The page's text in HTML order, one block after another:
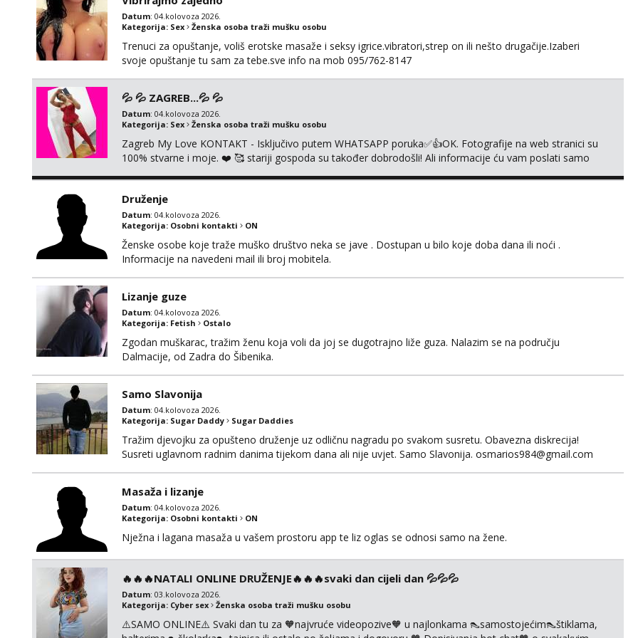
Datum: 04.kolovoza 2026.
Kategorija: Sex Ženska osoba traži mušku osobu
Trenuci za opuštanje, voliš erotske masaže i seksy igrice.vibratori,strep on ili nešto drugačije.Izaberi
svoje opuštanje tu sam za tebe.sve info na mob 095/762-8147
💦 💦 ZAGREB...💦 💦
Datum: 04.kolovoza 2026.
Kategorija: Sex Ženska osoba traži mušku osobu
Zagreb My Love KONTAKT - Isključivo putem WHATSAPP poruka✅️👍OK. Fotografije na web stranici su
100% stvarne i moje. ❤️ 🥰 stariji gospoda su također dobrodošli! Ali informacije ću vam poslati samo
Druženje
Datum: 04.kolovoza 2026.
Kategorija: Osobni kontakti ON
Ženske osobe koje traže muško društvo neka se jave . Dostupan u bilo koje doba dana ili noći .
Informacije na navedeni mail ili broj mobitela.
Lizanje guze
Datum: 04.kolovoza 2026.
Kategorija: Fetish Ostalo
Zgodan muškarac, tražim ženu koja voli da joj se dugotrajno liže guza. Nalazim se na području
Dalmacije, od Zadra do Šibenika.
Samo Slavonija
Datum: 04.kolovoza 2026.
Kategorija: Sugar Daddy Sugar Daddies
Tražim djevojku za opušteno druženje uz odličnu nagradu po svakom susretu. Obavezna diskrecija!
Susreti uglavnom radnim danima tijekom dana ali nije uvjet. Samo Slavonija. osmarios984@gmail.com
Masaža i lizanje
Datum: 04.kolovoza 2026.
Kategorija: Osobni kontakti ON
Nježna i lagana masaža u vašem prostoru app te liz oglas se odnosi samo na žene.
🔥🔥🔥NATALI ONLINE DRUŽENJE🔥🔥🔥svaki dan cijeli dan 💦💦💦
Datum: 03.kolovoza 2026.
Kategorija: Cyber sex Ženska osoba traži mušku osobu
⚠️SAMO ONLINE⚠️ Svaki dan tu za 🧡najvruće videopozive🧡 u najlonkama 👠samostojećim👠štiklama,